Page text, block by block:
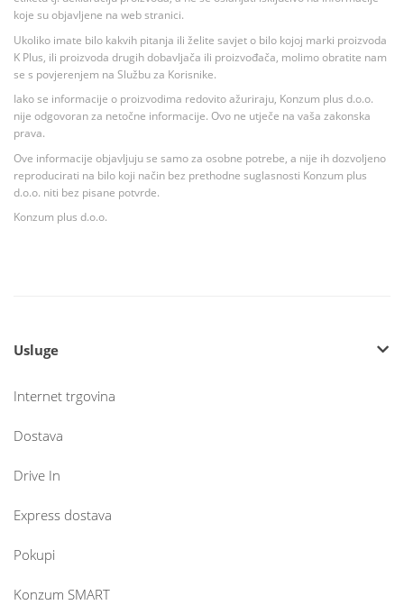
koje su objavljene na web stranici.
Ukoliko imate bilo kakvih pitanja ili želite savjet o bilo kojoj marki proizvoda
K Plus, ili proizvoda drugih dobavljača ili proizvođača, molimo obratite nam
se s povjerenjem na Službu za Korisnike.
Iako se informacije o proizvodima redovito ažuriraju, Konzum plus d.o.o.
nije odgovoran za netočne informacije. Ovo ne utječe na vaša zakonska
prava.
Ove informacije objavljuju se samo za osobne potrebe, a nije ih dozvoljeno
reproducirati na bilo koji način bez prethodne suglasnosti Konzum plus
d.o.o. niti bez pisane potvrde.
Konzum plus d.o.o.
Usluge
Internet trgovina
Dostava
Drive In
Express dostava
Pokupi
Konzum SMART